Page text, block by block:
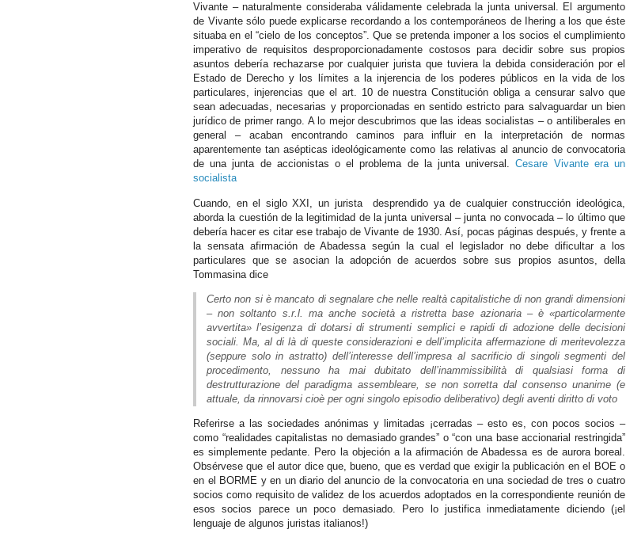
Vivante – naturalmente consideraba válidamente celebrada la junta universal. El argumento
de Vivante sólo puede explicarse recordando a los contemporáneos de Ihering a los que éste
situaba en el “cielo de los conceptos”. Que se pretenda imponer a los socios el cumplimiento
imperativo de requisitos desproporcionadamente costosos para decidir sobre sus propios
asuntos debería rechazarse por cualquier jurista que tuviera la debida consideración por el
Estado de Derecho y los límites a la injerencia de los poderes públicos en la vida de los
particulares, injerencias que el art. 10 de nuestra Constitución obliga a censurar salvo que
sean adecuadas, necesarias y proporcionadas en sentido estricto para salvaguardar un bien
jurídico de primer rango. A lo mejor descubrimos que las ideas socialistas – o antiliberales en
general – acaban encontrando caminos para influir en la interpretación de normas
aparentemente tan asépticas ideológicamente como las relativas al anuncio de convocatoria
de una junta de accionistas o el problema de la junta universal.Cesare Vivante era un
socialista
Cuando, en el siglo XXI, un jurista desprendido ya de cualquier construcción ideológica,
aborda la cuestión de la legitimidad de la junta universal – junta no convocada – lo último que
debería hacer es citar ese trabajo de Vivante de 1930. Así, pocas páginas después, y frente a
la sensata afirmación de Abadessa según la cual el legislador no debe dificultar a los
particulares que se asocian la adopción de acuerdos sobre sus propios asuntos, della
Tommasina dice
Certo non si è mancato di segnalare che nelle realtà capitalistiche di non grandi dimensioni
– non soltanto s.r.l. ma anche società a ristretta base azionaria – è «particolarmente
avvertita» l’esigenza di dotarsi di strumenti semplici e rapidi di adozione delle decisioni
sociali. Ma, al di là di queste considerazioni e dell’implicita affermazione di meritevolezza
(seppure solo in astratto) dell’interesse dell’impresa al sacrificio di singoli segmenti del
procedimento, nessuno ha mai dubitato dell’inammissibilità di qualsiasi forma di
destrutturazione del paradigma assembleare, se non sorretta dal consenso unanime (e
attuale, da rinnovarsi cioè per ogni singolo episodio deliberativo) degli aventi diritto di voto
Referirse a las sociedades anónimas y limitadas ¡cerradas – esto es, con pocos socios –
como “realidades capitalistas no demasiado grandes” o “con una base accionarial restringida”
es simplemente pedante. Pero la objeción a la afirmación de Abadessa es de aurora boreal.
Obsérvese que el autor dice que, bueno, que es verdad que exigir la publicación en el BOE o
en el BORME y en un diario del anuncio de la convocatoria en una sociedad de tres o cuatro
socios como requisito de validez de los acuerdos adoptados en la correspondiente reunión de
esos socios parece un poco demasiado. Pero lo justifica inmediatamente diciendo (¡el
lenguaje de algunos juristas italianos!)